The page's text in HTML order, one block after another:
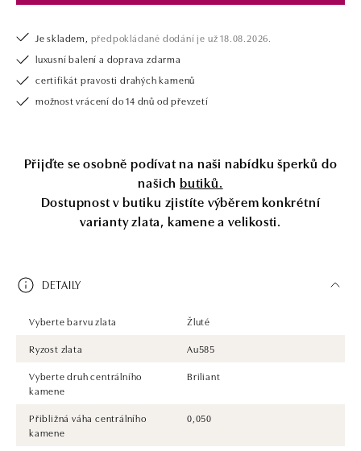
Je skladem, předpokládané dodání je už 18.08.2026.
luxusní balení a doprava zdarma
certifikát pravosti drahých kamenů
možnost vrácení do 14 dnů od převzetí
Přijďte se osobně podívat na naši nabídku šperků do
našich butiků.
Dostupnost v butiku zjistíte výběrem konkrétní
varianty zlata, kamene a velikosti.
DETAILY
Vyberte barvu zlata
Žluté
Ryzost zlata
Au585
Vyberte druh centrálního
kamene
Briliant
Přibližná váha centrálního
kamene
0,050